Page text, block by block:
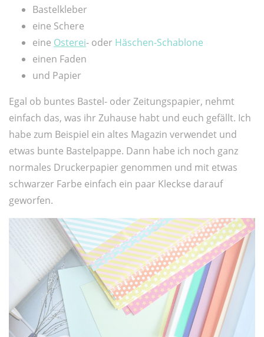
Bastelkleber
eine Schere
eine Osterei- oder Häschen-Schablone
einen Faden
und Papier
Egal ob buntes Bastel- oder Zeitungspapier, nehmt
einfach das, was ihr Zuhause habt und euch gefällt. Ich
habe zum Beispiel ein altes Magazin verwendet und
etwas bunte Bastelpappe. Dann habe ich noch ganz
normales Druckerpapier genommen und mit etwas
schwarzer Farbe einfach ein paar Kleckse darauf
geworfen.